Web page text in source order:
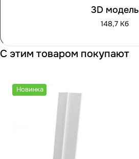
3D модель
148,7 Кб
С этим товаром покупают
Новинка